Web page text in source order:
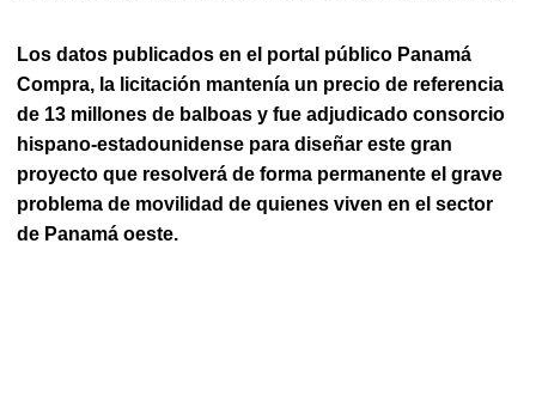
Los datos publicados en el portal público Panamá
Compra, la licitación mantenía un precio de referencia
de 13 millones de balboas y fue adjudicado consorcio
hispano-estadounidense para diseñar este gran
proyecto que resolverá de forma permanente el grave
problema de movilidad de quienes viven en el sector
de Panamá oeste.